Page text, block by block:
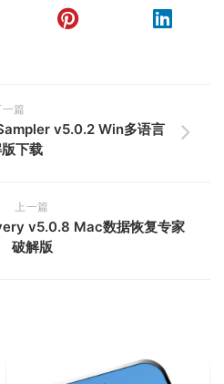
篇
v5.0.2 Win多语言
下载
上一篇
v5.0.8 Mac数据恢复专家
破解版